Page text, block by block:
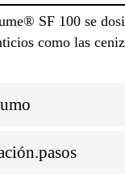
SF 100 se
como las